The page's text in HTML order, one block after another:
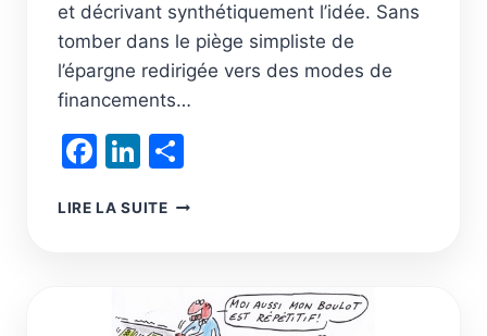
et décrivant synthétiquement l’idée. Sans
tomber dans le piège simpliste de
l’épargne redirigée vers des modes de
financements…
Facebook
LinkedIn
LIRE LA SUITEL’AMI
L’AVENIR